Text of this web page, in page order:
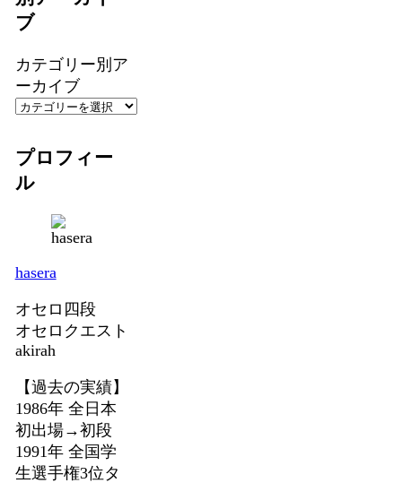
ブ
カテゴリー別ア
ーカイブ
プロフィー
ル
hasera
オセロ四段
オセロクエスト
akirah
【過去の実績】
1986年 全日本
初出場→初段
1991年 全国学
生選手権3位タ